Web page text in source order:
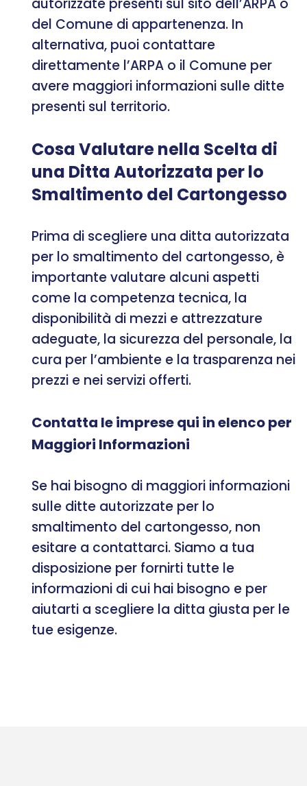
del Comune di appartenenza. In
alternativa, puoi contattare
direttamente l’ARPA o il Comune per
avere maggiori informazioni sulle ditte
presenti sul territorio.
Cosa Valutare nella Scelta di
una Ditta Autorizzata per lo
Smaltimento del Cartongesso
Prima di scegliere una ditta autorizzata
per lo smaltimento del cartongesso, è
importante valutare alcuni aspetti
come la competenza tecnica, la
disponibilità di mezzi e attrezzature
adeguate, la sicurezza del personale, la
cura per l’ambiente e la trasparenza nei
prezzi e nei servizi offerti.
Contatta le imprese qui in elenco per
Maggiori Informazioni
Se hai bisogno di maggiori informazioni
sulle ditte autorizzate per lo
smaltimento del cartongesso, non
esitare a contattarci. Siamo a tua
disposizione per fornirti tutte le
informazioni di cui hai bisogno e per
aiutarti a scegliere la ditta giusta per le
tue esigenze.